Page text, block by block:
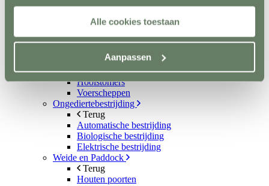
Alle cookies toestaan
Aanpassen
Wandbescherming
Vloer
Sloten en accessoires
Voerkamer
Voerkarren
Voeropslag
Hooistomers
Voerscheppen
Ongediertebestrijding
Terug
Automatische bestrijding
Biologische bestrijding
Elektrische bestrijding
Weide en Paddock
Terug
Houten poorten